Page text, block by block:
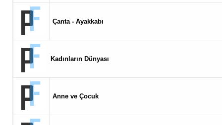
Çanta - Ayakkabı
Kadınların Dünyası
Anne ve Çocuk